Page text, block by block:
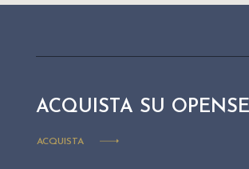
ACQUISTA SU
ACQUISTA